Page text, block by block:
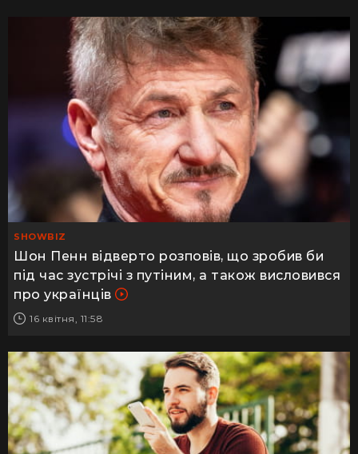
SHOWBIZ
Шон Пенн відверто розповів, що зробив би
під час зустрічі з путіним, а також висловився
про українців
16 квітня, 11:58